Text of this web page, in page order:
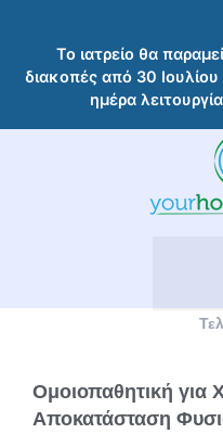
Το ιατρείο θα
διακοπές από 30
ημέρα
περιεχόμενο
Ομοιοπαθητική για
Αποκατάσταση